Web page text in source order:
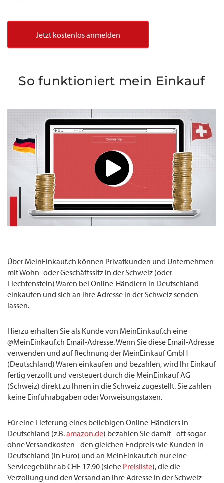
Jetzt kostenlos anmelden
So funktioniert mein Einkauf
Über MeinEinkauf.ch können Privatkunden und Unternehmen
mit Wohn- oder Geschäftssitz in der Schweiz (oder
Liechtenstein) Waren bei Online-Händlern in Deutschland
einkaufen und sich an ihre Adresse in der Schweiz senden
lassen.
Hierzu erhalten Sie als Kunde von MeinEinkauf.ch eine
@MeinEinkauf.ch Email-Adresse. Wenn Sie diese Email-Adresse
verwenden und auf Rechnung der MeinEinkauf GmbH
(Deutschland) Waren einkaufen und bezahlen, wird Ihr Einkauf
fertig verzollt und versteuert durch die MeinEinkauf AG
(Schweiz) direkt zu Ihnen in die Schweiz zugestellt. Sie zahlen
keine Einfuhrabgaben oder Vorweisungstaxen.
Für eine Lieferung eines beliebigen Online-Händlers in
Deutschland (z.B.amazon.de) bezahlen Sie damit - oft sogar
ohne Versandkosten - den gleichen Endpreis wie Kunden in
Deutschland (in Euro) und an MeinEinkauf.ch nur eine
Servicegebühr ab CHF 17.90 (siehe Preisliste), die die
Verzollung und den Versand an Ihre Adresse in der Schweiz